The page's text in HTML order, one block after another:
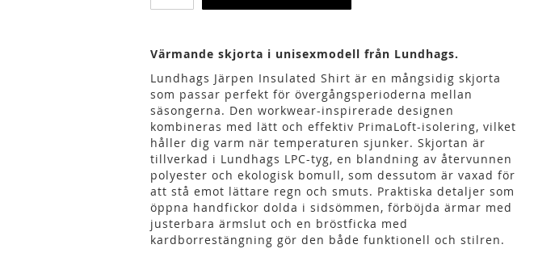
Värmande skjorta i unisexmodell från Lundhags.
Lundhags Järpen Insulated Shirt är en mångsidig skjorta
som passar perfekt för övergångsperioderna mellan
säsongerna. Den workwear-inspirerade designen
kombineras med lätt och effektiv PrimaLoft-isolering, vilket
håller dig varm när temperaturen sjunker. Skjortan är
tillverkad i Lundhags LPC-tyg, en blandning av återvunnen
polyester och ekologisk bomull, som dessutom är vaxad för
att stå emot lättare regn och smuts. Praktiska detaljer som
öppna handfickor dolda i sidsömmen, förböjda ärmar med
justerbara ärmslut och en bröstficka med
kardborrestängning gör den både funktionell och stilren.